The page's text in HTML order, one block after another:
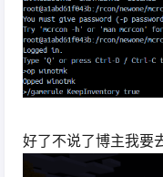
好了不说了博主我要